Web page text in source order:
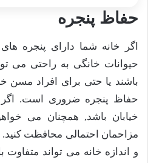
حفاظ پنجره
اگر خانه شما دارای پنجره
حیوانات خانگی به راحتی می
باشند یا حتی برای افراد مسن
حفاظ پنجره ضروری است. اگر
خیابان باشد, همچنان می
مزاحمان احتمالی محافظت کنید.
و اندازه خانه می تواند